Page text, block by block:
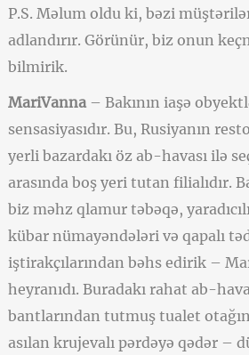
P.S. Məlum oldu ki, bəzi
adlandırır. Görünür, biz onun
bilmirik.
MariVanna– Bakının iaşə
sensasiyasıdır. Bu, Rusiyanın
yerli bazardakı öz ab-havası ilə
arasında boş yeri tutan filialıdır.
biz məhz qlamur təbəqə,
kübar nümayəndələri və qapalı
iştirakçılarından bəhs edirik –
heyranıdı. Buradakı rahat ab-
bantlarından tutmuş tualet
asılan krujevalı pərdəyə qədər –